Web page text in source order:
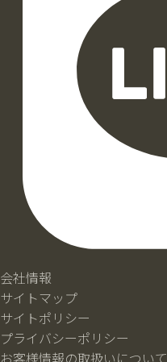
会社情報
サイトマップ
サイトポリシー
プライバシーポリシー
お客様情報の取扱いについて